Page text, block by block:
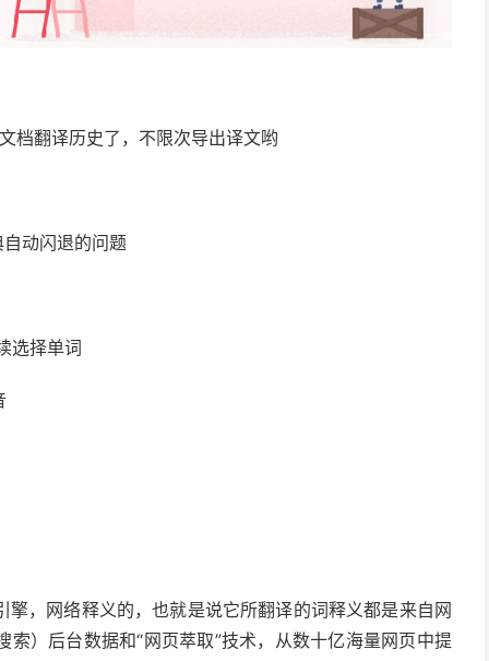
档翻译历史了，不限次导出译文哟
动闪退的问题
选择单词
，网络释义的，也就是说它所翻译的词释义都是来自网
）后台数据和“网页萃取”技术，从数十亿海量网页中提